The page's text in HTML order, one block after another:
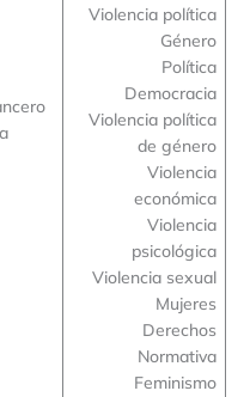
Violencia política
Género
Política
Democracia
Violencia política
de género
Violencia
económica
Violencia
psicológica
Violencia sexual
Mujeres
Derechos
Normativa
Feminismo